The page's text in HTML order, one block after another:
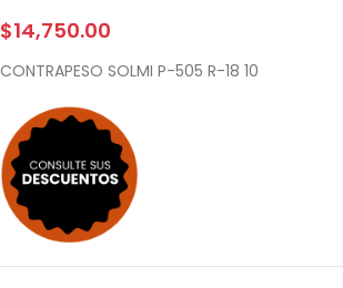
$14,750.00
CONTRAPESO SOLMI P-505 R-18 10